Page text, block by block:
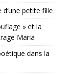
petite fille
» et la
Maria
dans la